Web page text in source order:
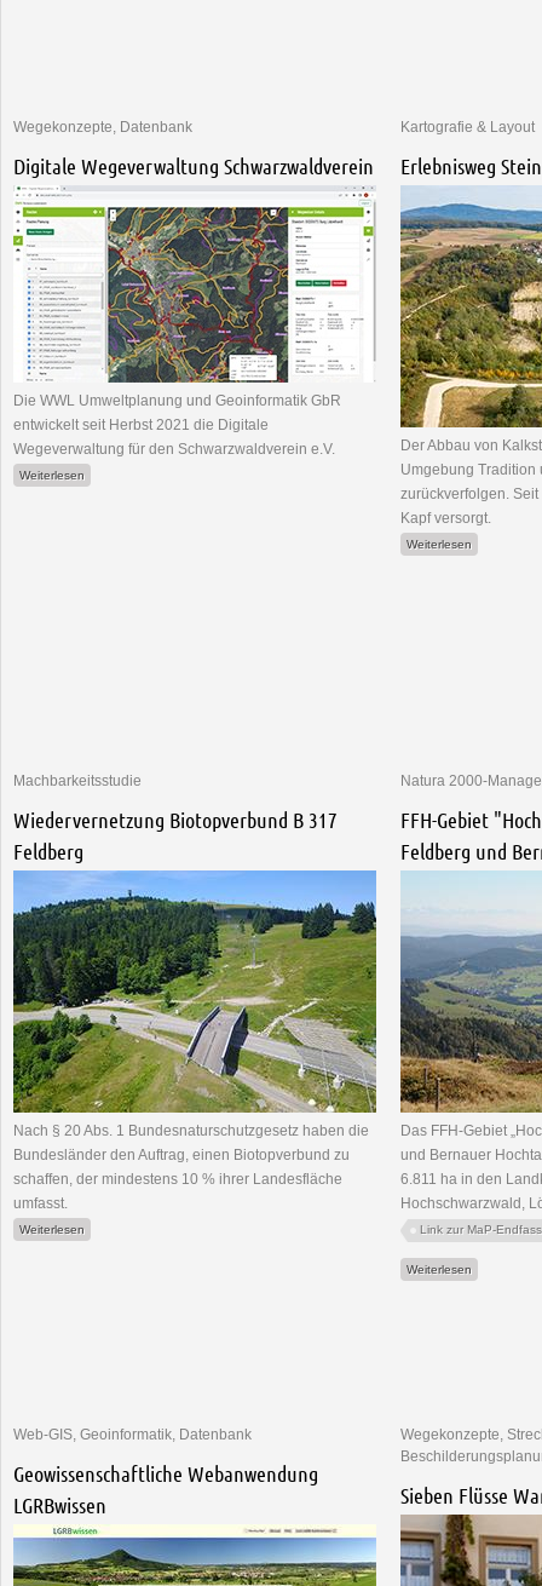
Wegekonzepte, Datenbank
Digitale Wegeverwaltung Schwarzwaldverein
Die WWL Umweltplanung und Geoinformatik GbR
entwickelt seit Herbst 2021 die Digitale
Wegeverwaltung für den Schwarzwaldverein e.V.
Weiterlesen
Kartografie & Layout
Erlebnisweg
Der Abbau von
Umgebung Tradition
zurückverfolgen.
Kapf versorgt.
Weiterlesen
Machbarkeitsstudie
Wiedervernetzung Biotopverbund B 317
Feldberg
Nach § 20 Abs. 1 Bundesnaturschutzgesetz haben die
Bundesländer den Auftrag, einen Biotopverbund zu
schaffen, der mindestens 10 % ihrer Landesfläche
umfasst.
Weiterlesen
Natura 2000-
FFH-Gebiet
Feldberg und
​Das FFH-Gebiet
und Bernauer
6.811 ha in den
Hochschwarzwald,
Link zur MaP-
Weiterlesen
Web-GIS, Geoinformatik, Datenbank
Geowissenschaftliche Webanwendung
LGRBwissen
Wegekonzepte,
Sieben Flüsse